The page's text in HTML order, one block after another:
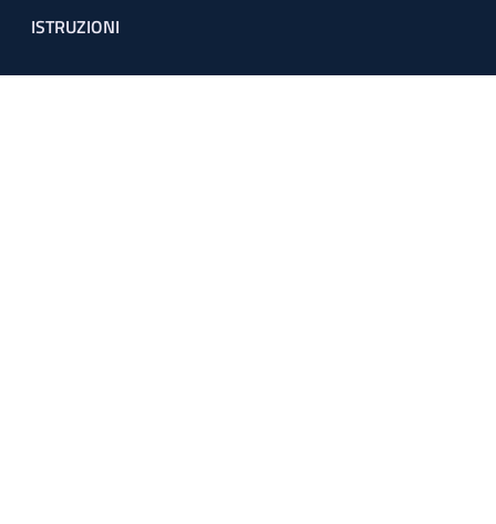
ISTRUZIONI